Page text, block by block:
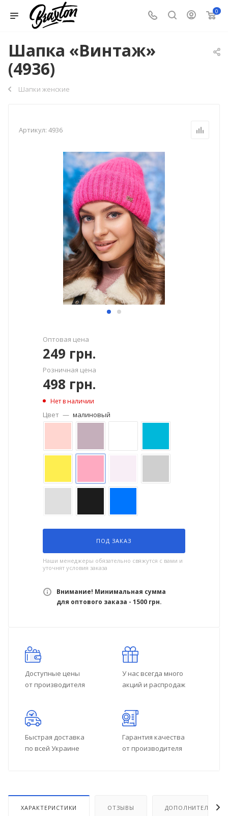
0
Шапка «Винтаж»
(4936)
Шапки женские
Артикул: 4936
Оптовая цена
249 грн.
Розничная цена
498 грн.
Нет в наличии
Цвет — малиновый
ПОД ЗАКАЗ
Наши менеджеры обязательно свяжутся с вами и
уточнят условия заказа
Внимание! Минимальная сумма
для оптового заказа - 1500 грн.
Доступные цены
от производителя
У нас всегда много
акций и распродаж
Быстрая доставка
по всей Украине
Гарантия качества
от производителя
ХАРАКТЕРИСТИКИ ОТЗЫВЫ ДОПОЛНИТЕЛЬНО